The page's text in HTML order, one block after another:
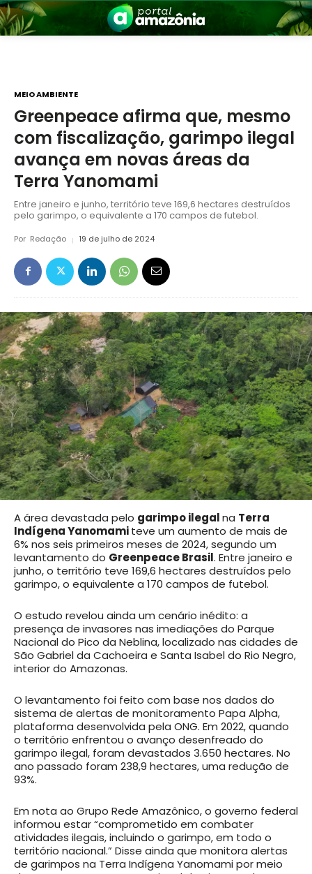
Amazônia
MEIO AMBIENTE
Greenpeace afirma que, mesmo
com fiscalização, garimpo ilegal
avança em novas áreas da
Terra Yanomami
Entre janeiro e junho, território teve 169,6 hectares destruídos
pelo garimpo, o equivalente a 170 campos de futebol.
Por Redação 19 de julho de 2024
A área devastada pelo garimpo ilegalna Terra
Indígena Yanomamiteve um aumento de mais de
6% nos seis primeiros meses de 2024, segundo um
levantamento do Greenpeace Brasil. Entre janeiro e
junho, o território teve 169,6 hectares destruídos pelo
garimpo, o equivalente a 170 campos de futebol.
O estudo revelou ainda um cenário inédito: a
presença de invasores nas imediações do Parque
Nacional do Pico da Neblina, localizado nas cidades de
São Gabriel da Cachoeira e Santa Isabel do Rio Negro,
interior do Amazonas.
O levantamento foi feito com base nos dados do
sistema de alertas de monitoramento Papa Alpha,
plataforma desenvolvida pela ONG. Em 2022, quando
o território enfrentou o avanço desenfreado do
garimpo ilegal, foram devastados 3.650 hectares. No
ano passado foram 238,9 hectares, uma redução de
93%.
Em nota ao Grupo Rede Amazônico, o governo federal
informou estar “comprometido em combater
atividades ilegais, incluindo o garimpo, em todo o
território nacional.” Disse ainda que monitora alertas
de garimpos na Terra Indígena Yanomami por meio